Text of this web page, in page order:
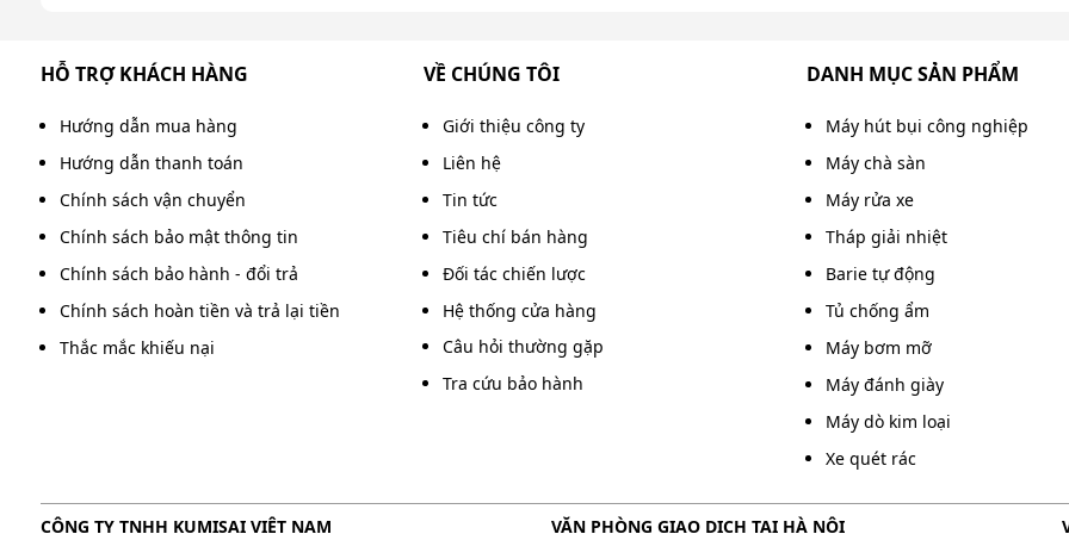
Điều chỉnh chế độ phun linh hoạt
Máy cung cấp 2 chế độ phun tiện lợi là phun sương cho các công việc nhẹ nhàng như tưới cây và phun tia
mạnh mẽ để đánh bay các vết bẩn cứng đầu. Việc chuyển đổi giữa 2 chế độ cũng vô cùng đơn giản, bạn có
3. Chế độ tự động bơm tiện lợi
HỖ TRỢ KHÁCH HÀNG
Hướng dẫn mua hàng
Hướng dẫn thanh toán
Chính sách vận chuyển
Chính sách bảo mật thông tin
Chính sách bảo hành - đổi trả
Chính sách hoàn tiền và trả lại tiền
Thắc mắc khiếu nại
VỀ CHÚNG TÔI
Giới thiệu công ty
Liên hệ
Tin tức
Tiêu chí bán hàng
Đối tác chiến lược
Hệ thống cửa hàng
Câu hỏi thường gặp
Tra cứu bảo hành
DANH MỤC SẢN PHẨM
Máy hút bụi công nghiệp
Máy chà sàn
Máy rửa xe
Tháp giải nhiệt
Barie tự động
Tủ chống ẩm
Máy bơm mỡ
Máy đánh giày
Máy dò kim loại
Xe quét rác
CÔNG TY TNHH KUMISAI VIỆT NAM VĂN PHÒNG GIAO DỊCH TẠI HÀ NỘI